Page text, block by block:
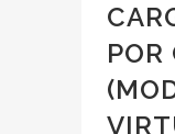
POR